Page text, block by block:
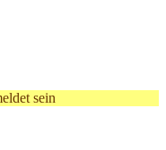
sein